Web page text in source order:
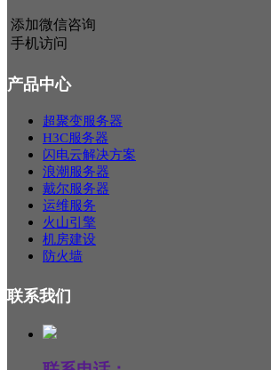
添加微信咨询
手机访问
产品中心
超聚变服务器
H3C服务器
闪电云解决方案
浪潮服务器
戴尔服务器
运维服务
火山引擎
机房建设
防火墙
联系我们